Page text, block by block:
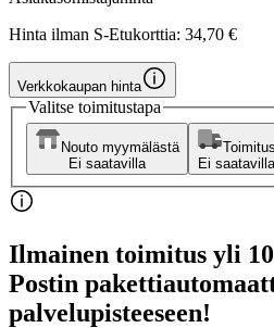
Hinta ilman S-Etukorttia: 34,70 €
Verkkokaupan hinta
Valitse toimitustapa
Nouto myymälästä
Ei saatavilla
Toimitus
Ei saatavilla
Ilmainen toimitus yli
Postin
palvelupisteeseen!